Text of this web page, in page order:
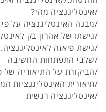
/אינטליגנציה מהי?
/מבנה האינטליגנציה על פי
/גישתו של אהרון בק
/גישת פיאזה לאינטליגנציה.
/שלבי התפתחות החשיבה
/הביקורת על התיאוריה של
/תיאורית האינטליגנציות
/אינטליגנציה רגשית